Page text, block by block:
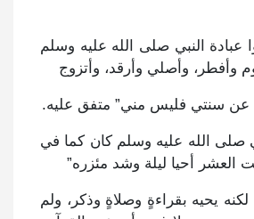
عبادة النبي صلى الله عليه وسلم
وأفطر، وأصلي وأرقد، وأتزوج
عن سنتي فليس مني” متفق عليه.
صلى الله عليه وسلم كان كما في
العشر أحيا ليلة وشد مئزره”
يحيه بقراءةٍ وصلاةٍ وذكر، ولم